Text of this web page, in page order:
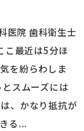
医院 歯科衛生士
こ最近は5分ほ
を紛らわしま
スムーズには
、かなり抵抗が
る...